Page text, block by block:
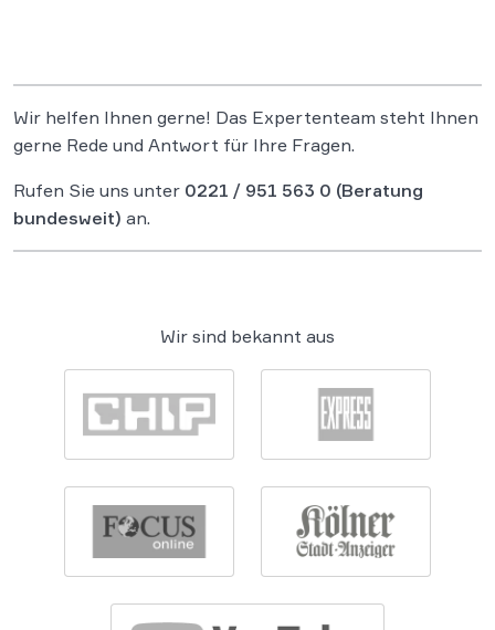
Wir helfen Ihnen gerne! Das Expertenteam steht Ihnen
gerne Rede und Antwort für Ihre Fragen.
Rufen Sie uns unter 0221 / 951 563 0 (Beratung
bundesweit) an.
Wir sind bekannt aus